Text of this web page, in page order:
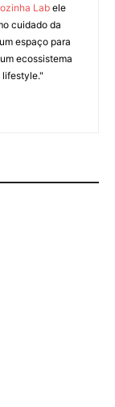
Labele
cuidado da
espaço para
ecossistema